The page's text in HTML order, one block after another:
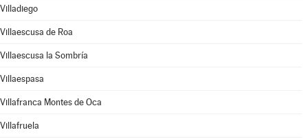
Villadiego
Villaescusa de Roa
Villaescusa la Sombría
Villaespasa
Villafranca Montes de Oca
Villafruela